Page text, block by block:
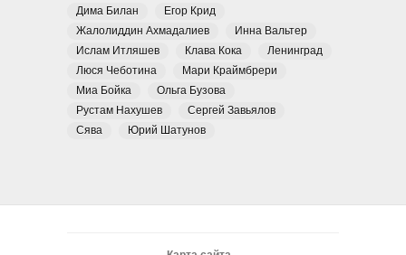
Дима Билан
Егор Крид
Жалолиддин Ахмадалиев
Инна Вальтер
Ислам Итляшев
Клава Кока
Ленинград
Люся Чеботина
Мари Краймбрери
Миа Бойка
Ольга Бузова
Рустам Нахушев
Сергей Завьялов
Сява
Юрий Шатунов